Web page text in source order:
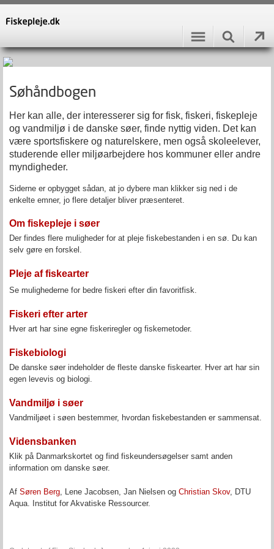
Søhåndbogen
Her kan alle, der interesserer sig for fisk, fiskeri, fiskepleje
og vandmiljø i de danske søer, finde nyttig viden. Det kan
være sportsfiskere og naturelskere, men også skoleelever,
studerende eller miljøarbejdere hos kommuner eller andre
myndigheder.
Siderne er opbygget sådan, at jo dybere man klikker sig ned i de
enkelte emner, jo flere detaljer bliver præsenteret.
Om fiskepleje i søer
Der findes flere muligheder for at pleje fiskebestanden i en sø. Du kan
selv gøre en forskel.
Pleje af fiskearter
Se mulighederne for bedre fiskeri efter din favoritfisk.
Fiskeri efter arter
Hver art har sine egne fiskeriregler og fiskemetoder.
Fiskebiologi
De danske søer indeholder de fleste danske fiskearter. Hver art har sin
egen levevis og biologi.
Vandmiljø i søer
Vandmiljøet i søen bestemmer, hvordan fiskebestanden er sammensat.
Vidensbanken
Klik på Danmarkskortet og find fiskeundersøgelser samt anden
information om danske søer.
Af Søren Berg , Lene Jacobsen, Jan Nielsen og Christian Skov, DTU
Aqua. Institut for Akvatiske Ressourcer.